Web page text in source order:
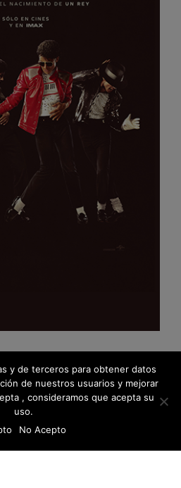
- Todos los derechos reservados
y de terceros para obtener datos
de nuestros usuarios y mejorar
, consideramos que acepta su
uso.
No Acepto